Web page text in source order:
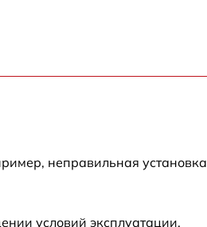
неправильная установка
условий эксплуатации.